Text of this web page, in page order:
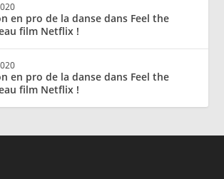
en pro de la danse dans Feel the
film Netflix !
en pro de la danse dans Feel the
film Netflix !